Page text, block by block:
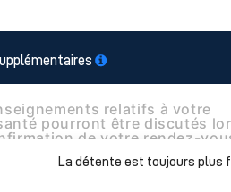
La détente est toujours plus